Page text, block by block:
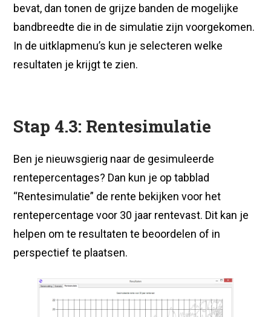
bevat, dan tonen de grijze banden de mogelijke
bandbreedte die in de simulatie zijn voorgekomen.
In de uitklapmenu’s kun je selecteren welke
resultaten je krijgt te zien.
Stap 4.3: Rentesimulatie
Ben je nieuwsgierig naar de gesimuleerde
rentepercentages? Dan kun je op tabblad
“Rentesimulatie” de rente bekijken voor het
rentepercentage voor 30 jaar rentevast. Dit kan je
helpen om te resultaten te beoordelen of in
perspectief te plaatsen.